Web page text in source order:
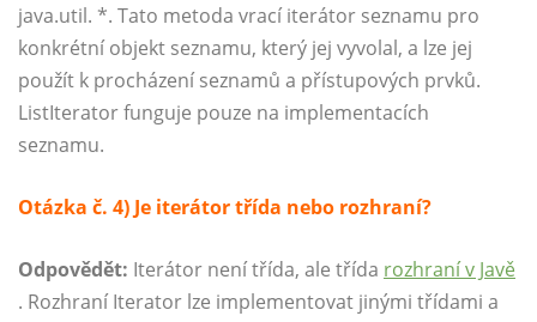
java.util. *. Tato metoda vrací iterátor seznamu pro
konkrétní objekt seznamu, který jej vyvolal, a lze jej
použít k procházení seznamů a přístupových prvků.
ListIterator funguje pouze na implementacích
seznamu.
Otázka č. 4) Je iterátor třída nebo rozhraní?
Odpovědět: Iterátor není třída, ale třída rozhraní v Javě
. Rozhraní Iterator lze implementovat jinými třídami a